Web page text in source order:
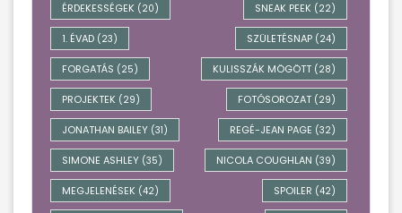
ÉRDEKESSÉGEK (20) SNEAK PEEK (22)
1. ÉVAD (23) SZÜLETÉSNAP (24)
FORGATÁS (25) KULISSZÁK MÖGÖTT (28)
PROJEKTEK (29) FOTÓSOROZAT (29)
JONATHAN BAILEY (31) REGÉ-JEAN PAGE (32)
SIMONE ASHLEY (35) NICOLA COUGHLAN (39)
MEGJELENÉSEK (42) SPOILER (42)